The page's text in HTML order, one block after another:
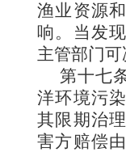
渔业资源
响。当发
主管部门可
第十七
洋环境污
其限期治
害方赔偿